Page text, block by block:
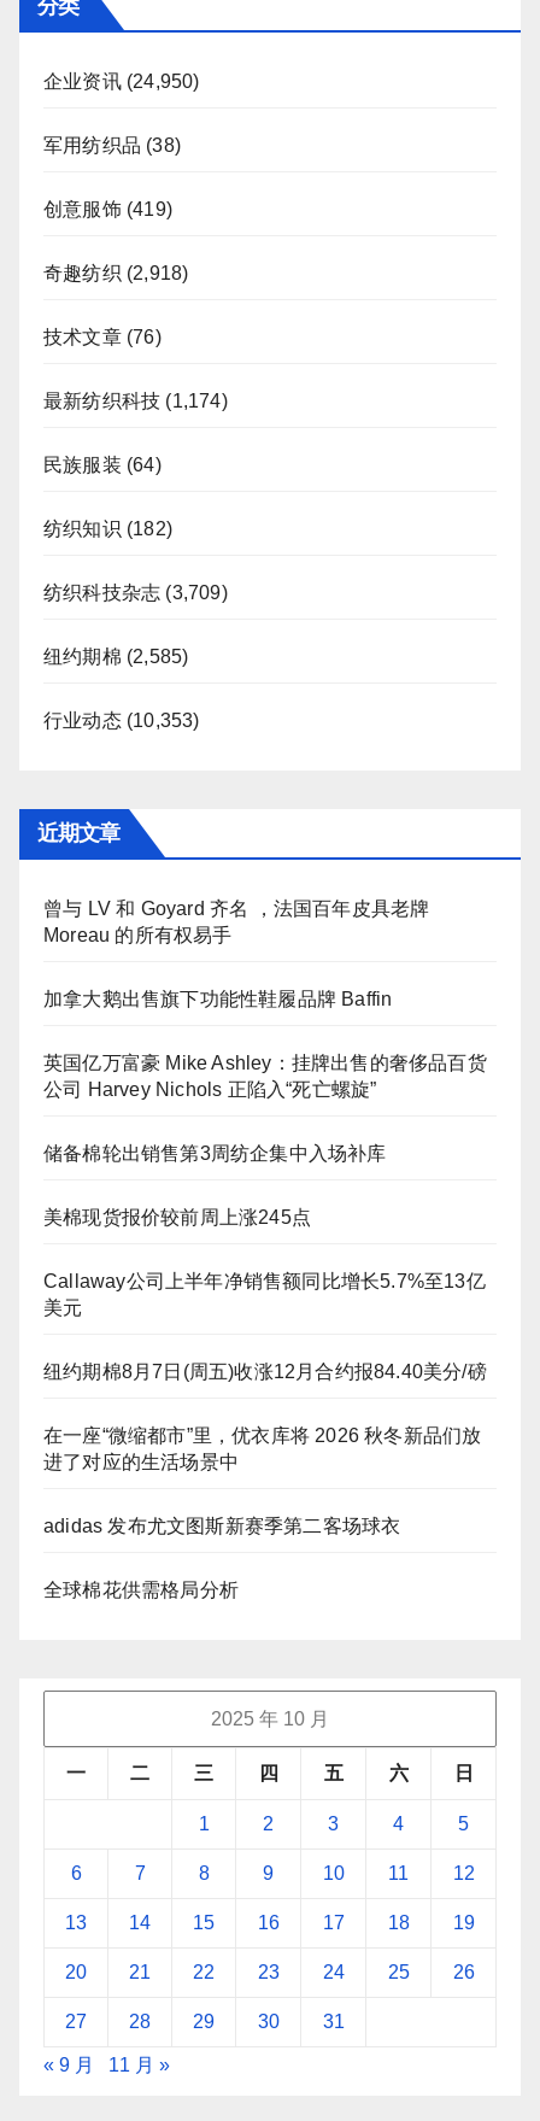
分类
企业资讯(24,950)
军用纺织品 (38)
创意服饰(419)
奇趣纺织 (2,918)
技术文章(76)
最新纺织科技 (1,174)
民族服装 (64)
纺织知识 (182)
纺织科技杂志 (3,709)
纽约期棉 (2,585)
行业动态(10,353)
近期文章
曾与 LV 和 Goyard 齐名 ，法国百年皮具老牌
Moreau 的所有权易手
加拿大鹅出售旗下功能性鞋履品牌 Baffin
英国亿万富豪 Mike Ashley：挂牌出售的奢侈品百货
公司 Harvey Nichols 正陷入“死亡螺旋”
储备棉轮出销售第3周纺企集中入场补库
美棉现货报价较前周上涨245点
Callaway公司上半年净销售额同比增长5.7%至13亿
美元
纽约期棉8月7日(周五)收涨12月合约报84.40美分/磅
在一座“微缩都市”里，优衣库将 2026 秋冬新品们放
进了对应的生活场景中
adidas 发布尤文图斯新赛季第二客场球衣
全球棉花供需格局分析
2025 年 10 月
一 二 三 四 五 六 日
1 2 3 4 5
6 7 8 9 10 11 12
13 14 15 16 17 18 19
20 21 22 23 24 25 26
27 28 29 30 31
« 9 月 11 月 »